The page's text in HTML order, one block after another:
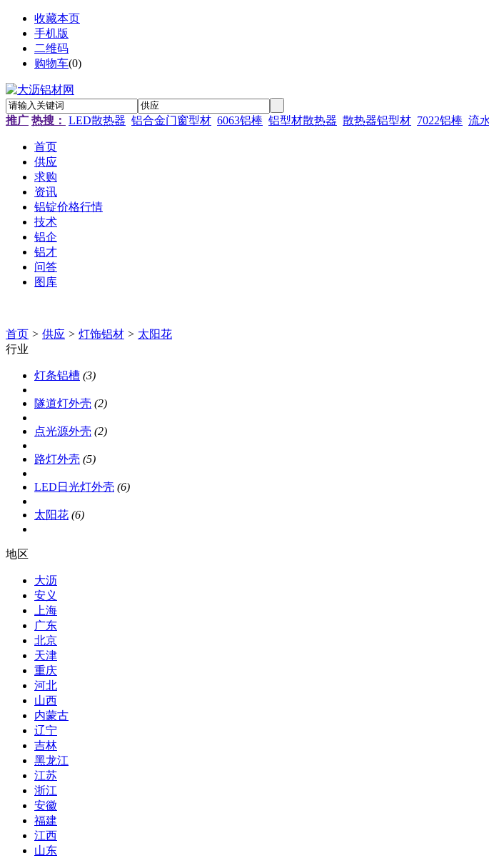
收藏本页
手机版
二维码
购物车(0)
推广 热搜： LED散热器 铝合金门窗型材 6063铝棒 铝型材散热器 散热器铝型材 7022铝棒 流
首页
供应
求购
资讯
铝锭价格行情
技术
铝企
铝才
问答
图库
首页 > 供应 > 灯饰铝材 > 太阳花
行业
灯条铝槽 (3)
隧道灯外壳 (2)
点光源外壳 (2)
路灯外壳 (5)
LED日光灯外壳 (6)
太阳花 (6)
地区
大沥
安义
上海
广东
北京
天津
重庆
河北
山西
内蒙古
辽宁
吉林
黑龙江
江苏
浙江
安徽
福建
江西
山东